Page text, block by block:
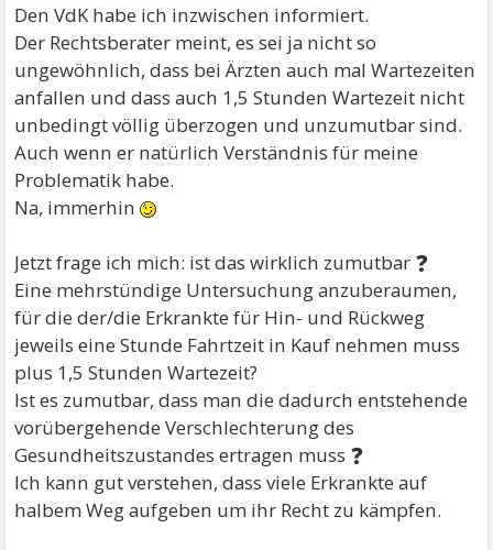
Den VdK habe ich inzwischen informiert.
Der Rechtsberater meint, es sei ja nicht so
ungewöhnlich, dass bei Ärzten auch mal Wartezeiten
anfallen und dass auch 1,5 Stunden Wartezeit nicht
unbedingt völlig überzogen und unzumutbar sind.
Auch wenn er natürlich Verständnis für meine
Problematik habe.
Na, immerhin
Jetzt frage ich mich: ist das wirklich zumutbar ❓
Eine mehrstündige Untersuchung anzuberaumen,
für die der/die Erkrankte für Hin- und Rückweg
jeweils eine Stunde Fahrtzeit in Kauf nehmen muss
plus 1,5 Stunden Wartezeit?
Ist es zumutbar, dass man die dadurch entstehende
vorübergehende Verschlechterung des
Gesundheitszustandes ertragen muss ❓
Ich kann gut verstehen, dass viele Erkrankte auf
halbem Weg aufgeben um ihr Recht zu kämpfen.